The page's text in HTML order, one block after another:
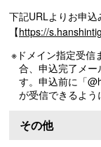
下記URLよりお申込
【https://
※ドメイン指定受信
合、申込完了メー
す。申込前に「
が受信できるよう
その他